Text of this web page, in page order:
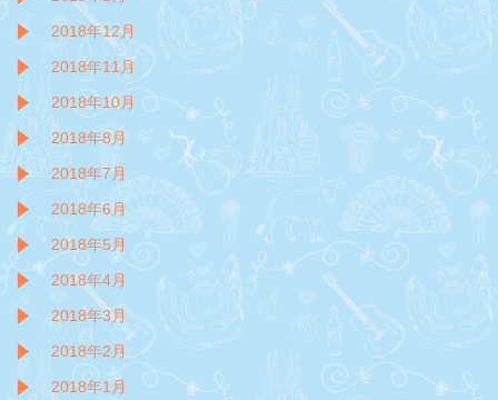
2018年12月
2018年11月
2018年10月
2018年8月
2018年7月
2018年6月
2018年5月
2018年4月
2018年3月
2018年2月
2018年1月